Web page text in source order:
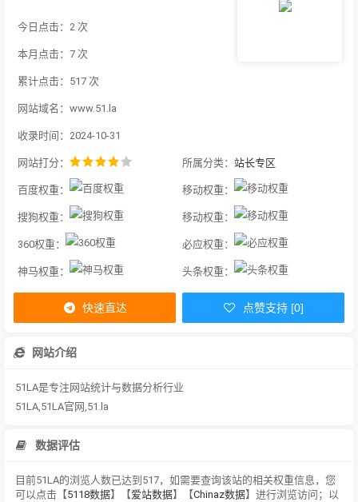
今日点击：2 次
本月点击：7 次
累计点击：517 次
网站域名：www.51.la
收录时间：2024-10-31
网站打分： 所属分类： 站长专区
百度权重： 移动权重：
搜狗权重： 移动权重：
360权重： 必应权重：
神马权重： 头条权重：
快速直达 点赞支持 [0]
网站介绍
51LA是专注网站统计与数据分析行业
51LA,51LA官网,51.la
数据评估
目前51LA的浏览人数已达到517，如需要查询该站的相关权重信息，您
可以点击【5118数据】【爱站数据】【Chinaz数据】进行浏览访问；以